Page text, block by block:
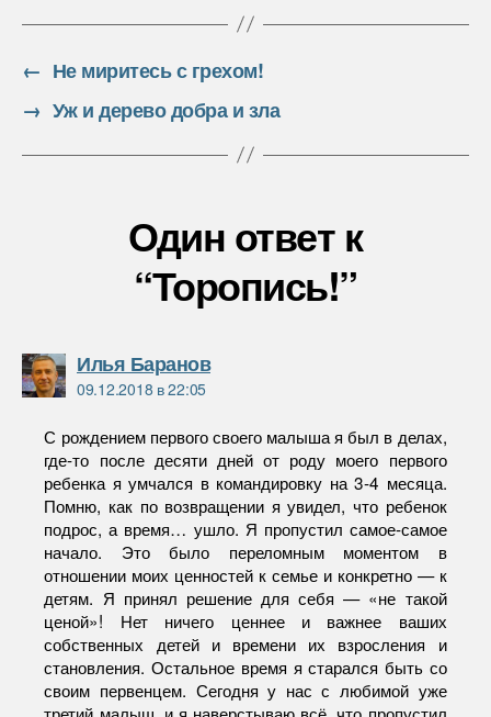
ь
← Не миритесь с грехом!
→ Уж и дерево добра и зла
Один ответ к
“Торопись!”
Илья Барановпишет:
09.12.2018 в 22:05
С рождением первого своего малыша я был в делах,
где-то после десяти дней от роду моего первого
ребенка я умчался в командировку на 3-4 месяца.
Помню, как по возвращении я увидел, что ребенок
подрос, а время… ушло. Я пропустил самое-самое
начало. Это было переломным моментом в
отношении моих ценностей к семье и конкретно — к
детям. Я принял решение для себя — «не такой
ценой»! Нет ничего ценнее и важнее ваших
собственных детей и времени их взросления и
становления. Остальное время я старался быть со
своим первенцем. Сегодня у нас с любимой уже